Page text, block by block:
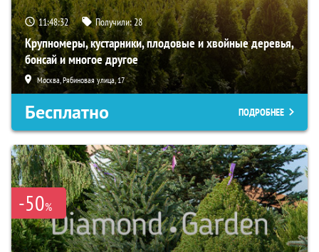
11:48:31 Получили:28
Крупномеры, кустарники, плодовые и хвойные деревья,
бонсай и многое другое
Москва, Рябиновая улица, 17
Бесплатно ПОДРОБНЕЕ
-50%